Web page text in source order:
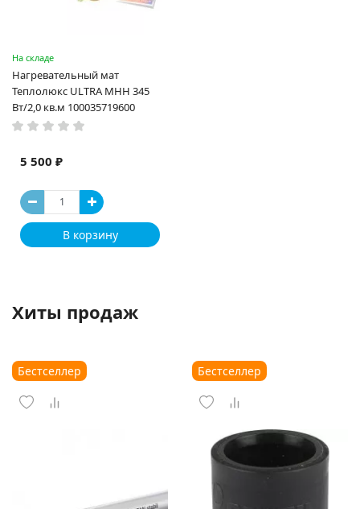
На складе
Нагревательный мат
Теплолюкс ULTRA МНН 345
Вт/2,0 кв.м 100035719600
5 500 ₽
В корзину
Хиты продаж
Бестселлер Бестселлер